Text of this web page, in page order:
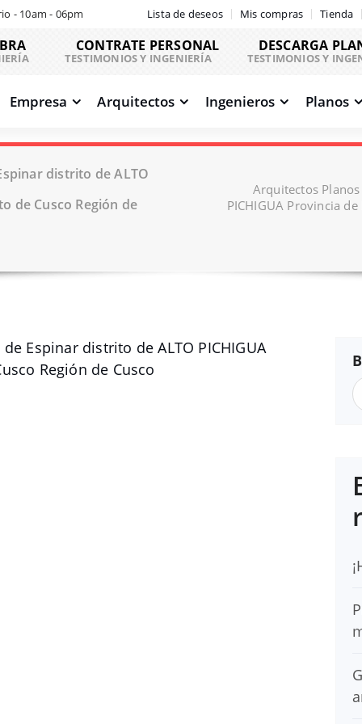
- 10am - 06pm Lista de deseos Mis compras Tienda
CONTRATE PERSONAL
TESTIMONIOS Y INGENIERÍA
DESCARGA
TESTIMONIOS Y
Empresa Arquitectos Ingenieros Planos
distrito de ALTO
de Cusco Región de
Arquitectos
PICHIGUA Provincia
Espinar distrito de ALTO PICHIGUA
Región de Cusco